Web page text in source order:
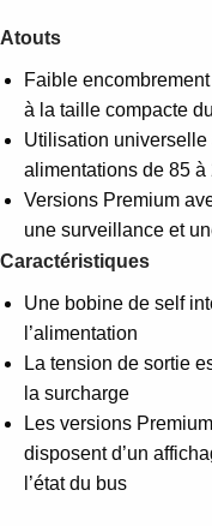
Atouts
Faible
à la taille compacte
Utilisation
alimentations de 85 à
Versions Premium
une surveillance et
Caractéristiques
Une bobine de self
l’alimentation
La tension de sortie
la surcharge
Les versions
disposent d’un
l’état du bus